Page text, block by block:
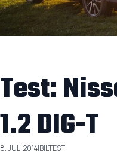
Test:
1.2 DIG-T
8. JULI 2014|BILTEST